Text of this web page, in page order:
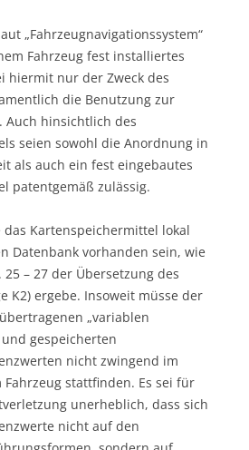
„Fahrzeugnavigationssystem“
Fahrzeug fest installiertes
hiermit nur der Zweck des
die Benutzung zur
Auch hinsichtlich des
seien sowohl die Anordnung in
als auch ein fest eingebautes
patentgemäß zulässig.
das Kartenspeichermittel lokal
Datenbank vorhanden sein, wie
25 – 27 der Übersetzung des
K2) ergebe. Insoweit müsse der
„variablen
gespeicherten
nicht zwingend im
stattfinden. Es sei für
unerheblich, dass sich
nicht auf den